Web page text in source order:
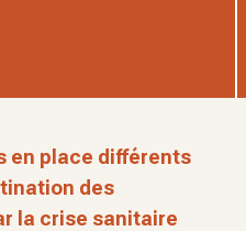
en place différents
des
la crise sanitaire